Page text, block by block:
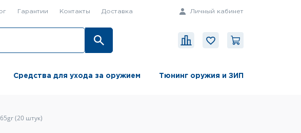
Гарантии Контакты Доставка Личный кабинет
Средства для ухода за оружием Тюнинг оружия и ЗИП
(20 штук)